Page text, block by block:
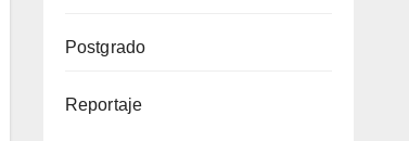
Postgrado
Reportaje